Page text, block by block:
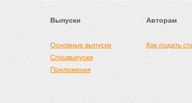
Выпуски
Основные выпуски
Спецвыпуски
Приложения
Авторам
Как подать